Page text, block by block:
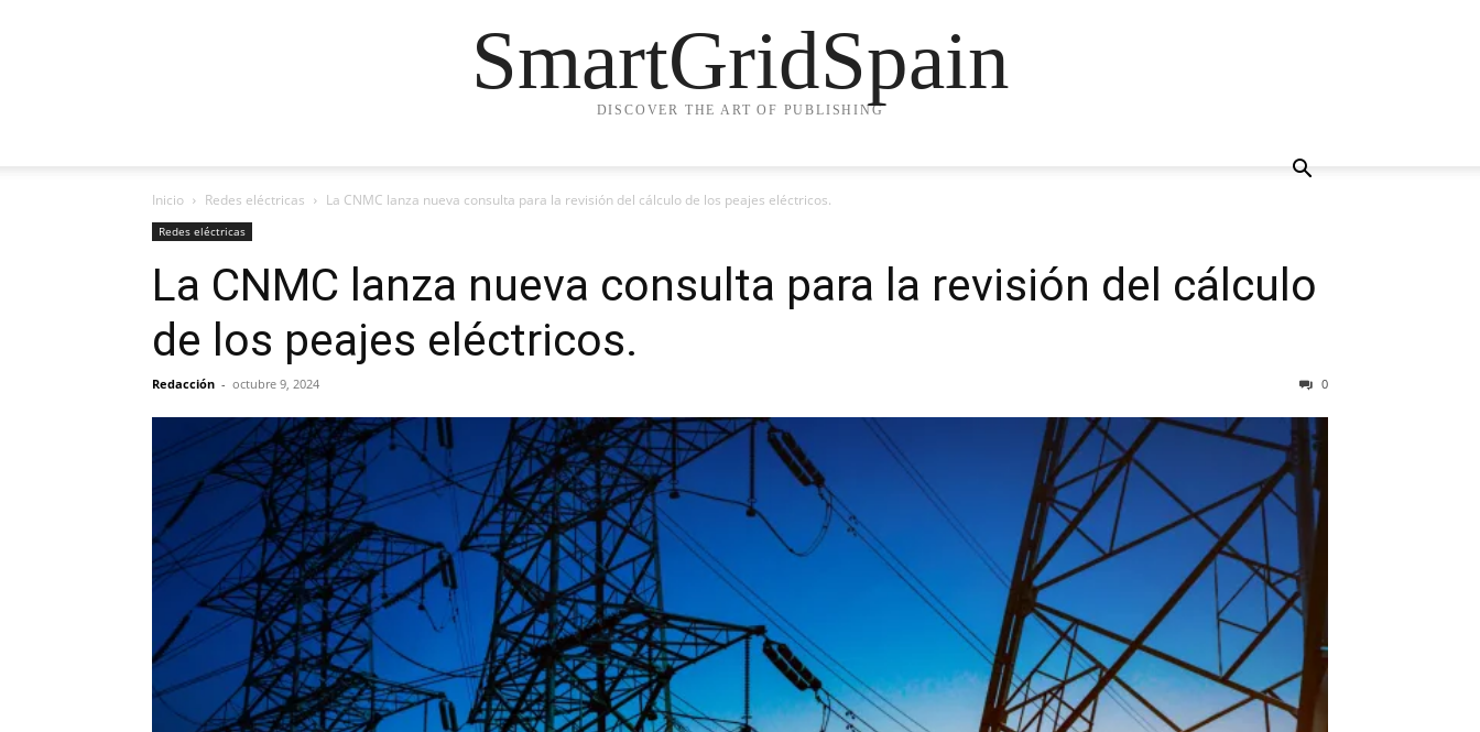
SmartGridSpain
DISCOVER THE ART OF PUBLISHING
Inicio Redes eléctricas La CNMC lanza nueva consulta para la revisión del cálculo de los peajes eléctricos.
Redes eléctricas
La CNMC lanza nueva consulta para la revisión del cálculo
de los peajes eléctricos.
Redacción - octubre 9, 2024 0